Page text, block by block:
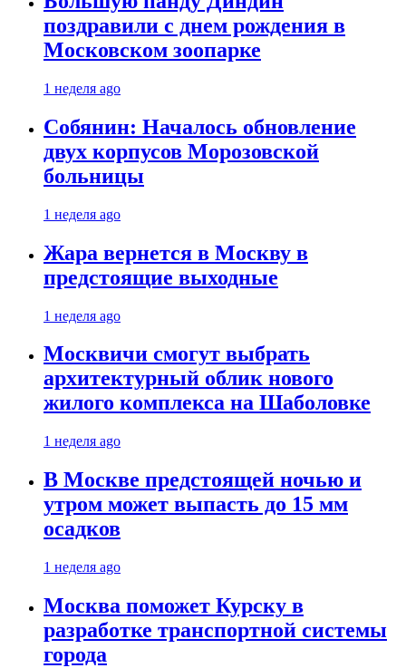
поздравили с днем рождения в
Московском зоопарке
1 неделя ago
Собянин: Началось обновление
двух корпусов Морозовской
больницы
1 неделя ago
Жара вернется в Москву в
предстоящие выходные
1 неделя ago
Москвичи смогут выбрать
архитектурный облик нового
жилого комплекса на Шаболовке
1 неделя ago
В Москве предстоящей ночью и
утром может выпасть до 15 мм
осадков
1 неделя ago
Москва поможет Курску в
разработке транспортной системы
города